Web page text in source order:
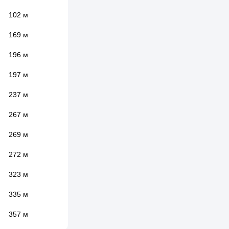
102 м
169 м
196 м
197 м
237 м
267 м
269 м
272 м
323 м
335 м
357 м